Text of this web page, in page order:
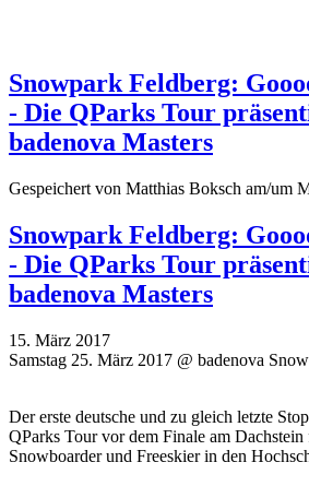
Snowpark Feldberg:
- Die QParks Tour
badenova Masters
Gespeichert von Matthias Boksch am/um
Snowpark Feldberg:
- Die QParks Tour
badenova Masters
15. März 2017
Samstag 25. März 2017 @ badenova
Der erste deutsche und zu gleich letzte
QParks Tour vor dem Finale am
Snowboarder und Freeskier in den